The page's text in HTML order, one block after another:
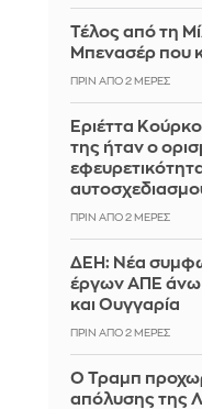
Τέλος από τη
Μπενασέρ που
ΠΡΙΝ ΑΠΌ 2 ΜΈΡΕΣ
Εριέττα
της ήταν ο
ΠΡΙΝ ΑΠΌ 2 ΜΈΡΕΣ
ΔΕΗ: Νέα
έργων ΑΠΕ άνω
και Ουγγαρία
ΠΡΙΝ ΑΠΌ 2 ΜΈΡΕΣ
Ο Τραμπ
απόλυσης της